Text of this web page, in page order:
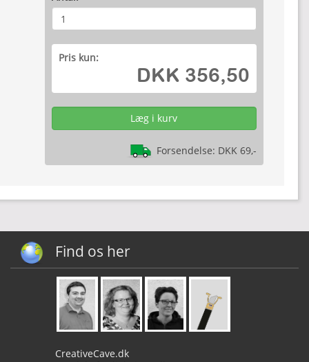
Pris kun:
DKK 356,50
Forsendelse: DKK 69,-
Find os her
CreativeCave.dk